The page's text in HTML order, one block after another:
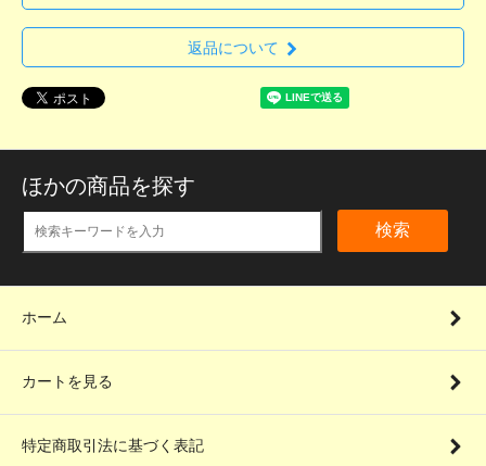
返品について
ほかの商品を探す
検索
ホーム
カートを見る
特定商取引法に基づく表記